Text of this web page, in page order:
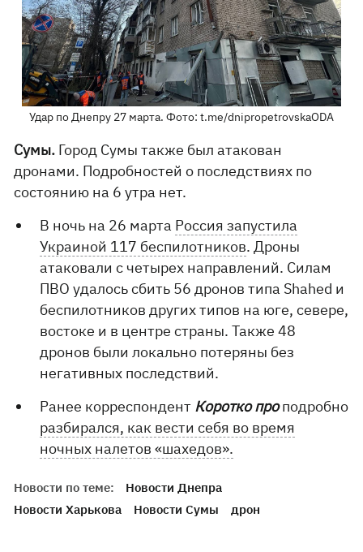
Удар по Днепру 27 марта. Фото: t.me/dnipropetrovskaODA
Сумы. Город Сумы также был атакован
дронами. Подробностей о последствиях по
состоянию на 6 утра нет.
В ночь на 26 марта Россия запустила
Украиной 117 беспилотников. Дроны
атаковали с четырех направлений. Силам
ПВО удалось сбить 56 дронов типа Shahed и
беспилотников других типов на юге, севере,
востоке и в центре страны. Также 48
дронов были локально потеряны без
негативных последствий.
Ранее корреспондент Коротко проподробно
разбирался, как вести себя во время
ночных налетов «шахедов».
Новости по теме:
Новости Днепра
Новости Харькова
Новости Сумы дрон